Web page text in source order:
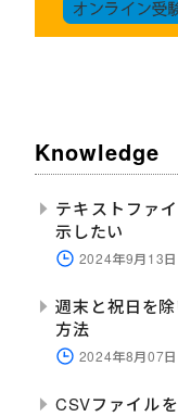
Knowledge
テキストファ
示したい
2024年9月13日
週末と祝日を
方法
2024年8月07日
CSVファイル